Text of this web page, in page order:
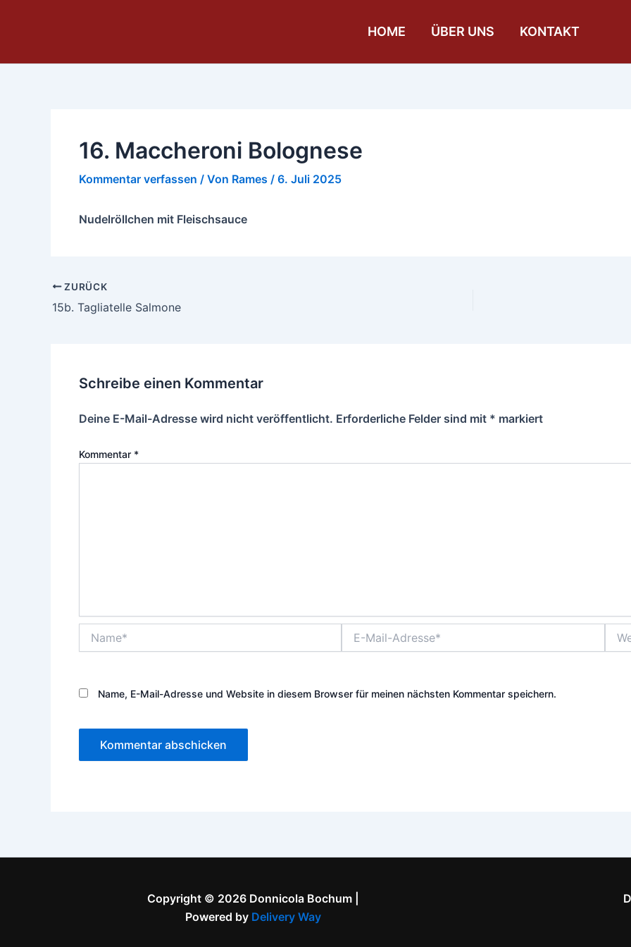
HOME ÜBER UNS KONTAKT
16. Maccheroni Bolognese
Kommentar verfassen / Von Rames / 6. Juli 2025
Nudelröllchen mit Fleischsauce
ZURÜCK
15b. Tagliatelle Salmone
Schreibe einen Kommentar
Deine E-Mail-Adresse wird nicht veröffentlicht. Erforderliche Felder sind mit * markiert
Kommentar *
Mail-
Name, E-Mail-Adresse und Website in diesem Browser für meinen nächsten Kommentar speichern.
Copyright © 2026 Donnicola Bochum |
Powered by Delivery Way